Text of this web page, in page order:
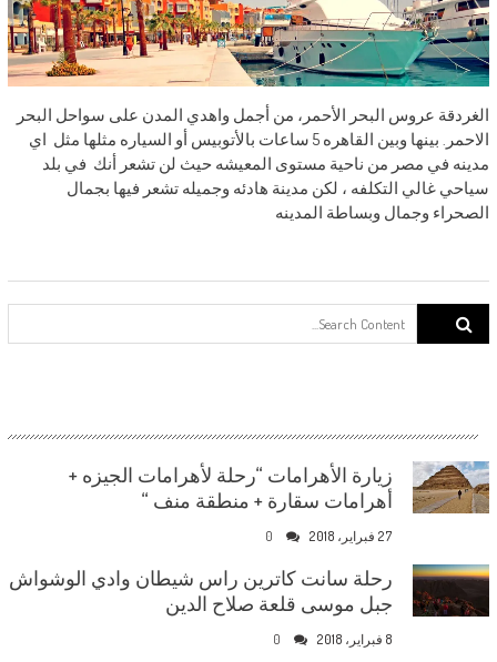
الغردقة عروس البحر الأحمر، من أجمل واهدي المدن على سواحل البحر
الاحمر. بينها وبين القاهره 5 ساعات بالأتوبيس أو السياره مثلها مثل اي
مدينه في مصر من ناحية مستوى المعيشه حيث لن تشعر أنك في بلد
سياحي غالي التكلفه ، لكن مدينة هادئه وجميله تشعر فيها بجمال
الصحراء وجمال وبساطة المدينه
Search for:
زيارة الأهرامات “رحلة لأهرامات الجيزه +
أهرامات سقارة + منطقة منف “
27 فبراير، 2018 0
رحلة سانت كاترين راس شيطان وادي الوشواش
جبل موسى قلعة صلاح الدين
8 فبراير، 2018 0